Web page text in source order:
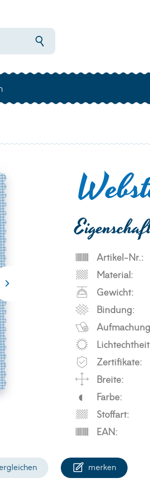
Artikel-Nr.:
Material:
Gewicht:
Bindung:
Zertifikate:
Breite:
Farbe:
Stoffart:
EAN:
merken